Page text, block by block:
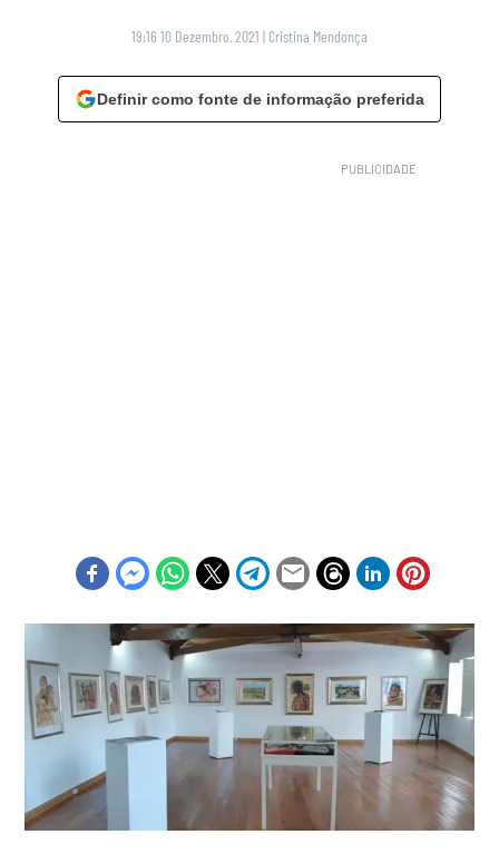
19:16 10 Dezembro, 2021 | Cristina Mendonça
Definir como fonte de informação preferida